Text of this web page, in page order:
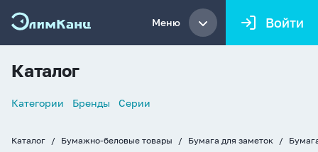
Меню Войти
Каталог
Список
Категории Бренды Серии
Каталог Бумажно-беловые товары Бумага для заметок